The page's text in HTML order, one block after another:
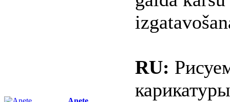
RU: